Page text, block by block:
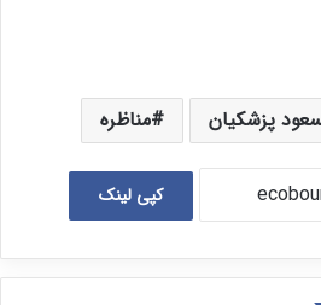
پزشکیان مناظره
کپی لینک